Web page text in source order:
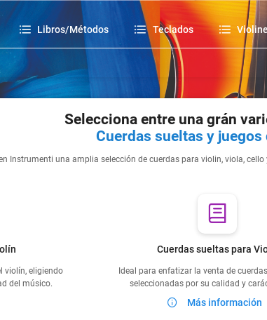
Libros/Métodos Teclados
Selecciona entre una grán
Cuerdas sueltas y juegos
Instrumenti una amplia selección de cuerdas para violin, viola,
violín, eligiendo
del músico.
Cuerdas sueltas para
Ideal para enfatizar la venta de
seleccionadas por su calidad y
Más información